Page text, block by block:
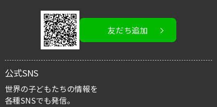
活動を伝える/広める
イベント情報
寄付金控除
マイルストーン・プロジェクト
友だち追加
公式SNS
世界の子どもたちの情報を
各種SNSでも発信。